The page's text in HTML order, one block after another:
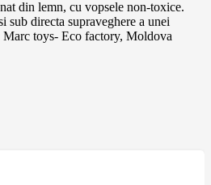
din lemn, cu vopsele non-toxice.
directa supraveghere a unei
Marc toys- Eco factory, Moldova